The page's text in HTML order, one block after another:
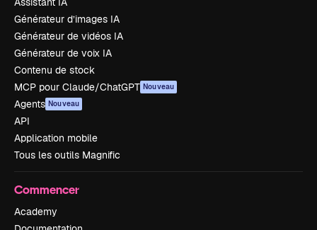
Générateur d’images IA
Générateur de vidéos IA
Générateur de voix IA
Contenu de stock
MCP pour Claude/ChatGPT Nouveau
Agents Nouveau
API
Application mobile
Tous les outils Magnific
Commencer
Academy